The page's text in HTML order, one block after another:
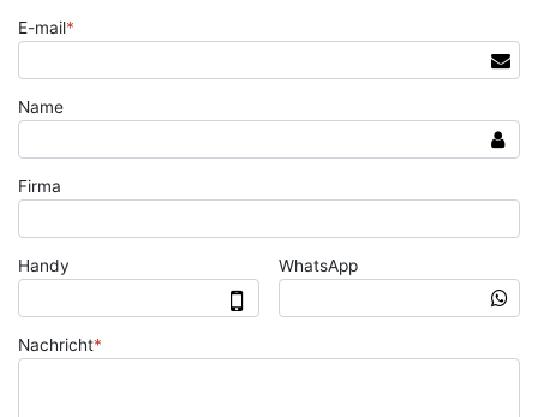
E-mail*
Name
Firma
Handy WhatsApp
Nachricht*